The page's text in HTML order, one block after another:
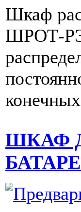
Шкаф
ШРОТ-
ШКАФ